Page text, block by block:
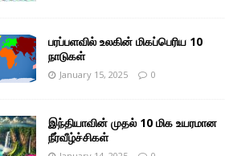
பரப்பளவில் உலகின் மிகப்பெரிய 10
நாடுகள்
January 15, 2025 0
இந்தியாவின் முதல் 10 மிக உயரமான
நீர்வீழ்ச்சிகள்